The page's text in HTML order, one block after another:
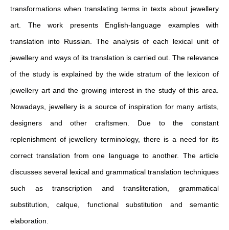
transformations when translating terms in texts about jewellery
art. The work presents English-language examples with
translation into Russian. The analysis of each lexical unit of
jewellery and ways of its translation is carried out. The relevance
of the study is explained by the wide stratum of the lexicon of
jewellery art and the growing interest in the study of this area.
Nowadays, jewellery is a source of inspiration for many artists,
designers and other craftsmen. Due to the constant
replenishment of jewellery terminology, there is a need for its
correct translation from one language to another. The article
discusses several lexical and grammatical translation techniques
such as transcription and transliteration, grammatical
substitution, calque, functional substitution and semantic
elaboration.